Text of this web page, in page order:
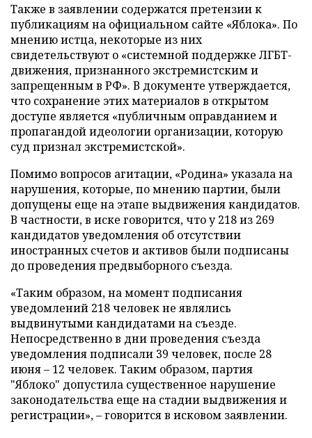
Также в заявлении содержатся претензии к
публикациям на официальном сайте «Яблока». По
мнению истца, некоторые из них
свидетельствуют о «системной поддержке ЛГБТ-
движения, признанного экстремистским и
запрещенным в РФ». В документе утверждается,
что сохранение этих материалов в открытом
доступе является «публичным оправданием и
пропагандой идеологии организации, которую
суд признал экстремистской».
Помимо вопросов агитации, «Родина» указала на
нарушения, которые, по мнению партии, были
допущены еще на этапе выдвижения кандидатов.
В частности, в иске говорится, что у 218 из 269
кандидатов уведомления об отсутствии
иностранных счетов и активов были подписаны
до проведения предвыборного съезда.
«Таким образом, на момент подписания
уведомлений 218 человек не являлись
выдвинутыми кандидатами на съезде.
Непосредственно в дни проведения съезда
уведомления подписали 39 человек, после 28
июня – 12 человек. Таким образом, партия
"Яблоко" допустила существенное нарушение
законодательства еще на стадии выдвижения и
регистрации», – говорится в исковом заявлении.